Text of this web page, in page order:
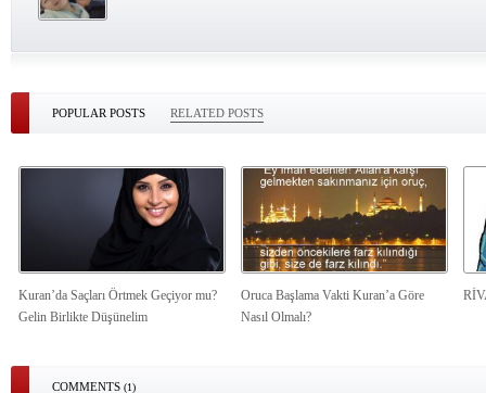
POPULAR POSTS RELATED POSTS
Kuran’da Saçları Örtmek Geçiyor mu?
Gelin Birlikte Düşünelim
Oruca Başlama Vakti Kuran’a Göre
Nasıl Olmalı?
COMMENTS (1)